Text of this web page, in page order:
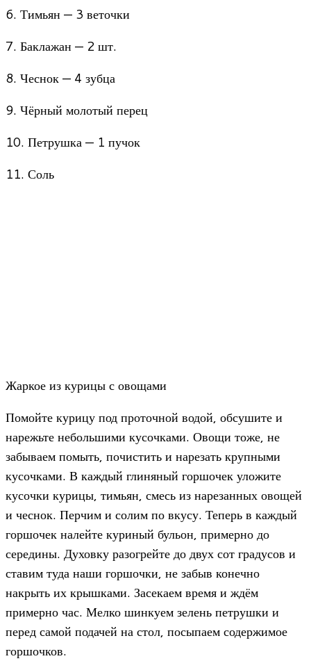
6. Тимьян — 3 веточки
7. Баклажан — 2 шт.
8. Чеснок — 4 зубца
9. Чёрный молотый перец
10. Петрушка — 1 пучок
11. Соль
Жаркое из курицы с овощами
Помойте курицу под проточной водой, обсушите и
нарежьте небольшими кусочками. Овощи тоже, не
забываем помыть, почистить и нарезать крупными
кусочками. В каждый глиняный горшочек уложите
кусочки курицы, тимьян, смесь из нарезанных овощей
и чеснок. Перчим и солим по вкусу. Теперь в каждый
горшочек налейте куриный бульон, примерно до
середины. Духовку разогрейте до двух сот градусов и
ставим туда наши горшочки, не забыв конечно
накрыть их крышками. Засекаем время и ждём
примерно час. Мелко шинкуем зелень петрушки и
перед самой подачей на стол, посыпаем содержимое
горшочков.